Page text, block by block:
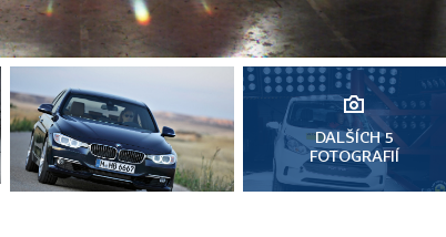
DALŠÍCH 5
FOTOGRAFIÍ